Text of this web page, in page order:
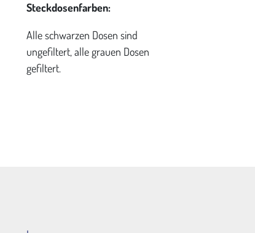
Steckdosenfarben:
Alle schwarzen Dosen sind
ungefiltert, alle grauen Dosen
gefiltert.